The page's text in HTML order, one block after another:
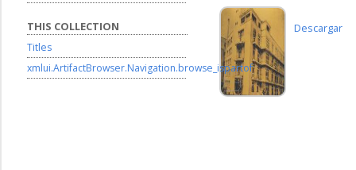
Descargar
THIS COLLECTION
Titles
xmlui.ArtifactBrowser.Navigation.browse_ispartof